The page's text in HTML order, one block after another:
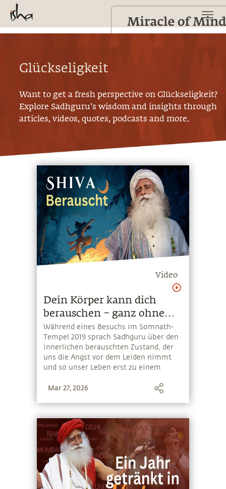
Glückseligkeit
Want to get a fresh perspective onGlückseligkeit?
Explore Sadhguru’s wisdom and insights through
articles, videos, quotes, podcasts and more.
Video
Dein Körper kann dich
berauschen – ganz ohne
Alkohol
Während eines Besuchs im Somnath-
Tempel 2019 sprach Sadhguru über den
innerlichen berauschten Zustand, der
uns die Angst vor dem Leiden nimmt
und so unser Leben erst zu einem
Mar 27, 2026